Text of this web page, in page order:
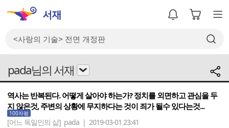
pada님의 서재
역사는 반복된다. 어떻게 살아야 하는가? 정치를 외면하고 관심을 두
지 않은것, 주변의 상황에 무지하다는 것이 죄가 될수 있다는것...
100자평
[어느 독일인의 삶] pada | 2019-03-01 23:41